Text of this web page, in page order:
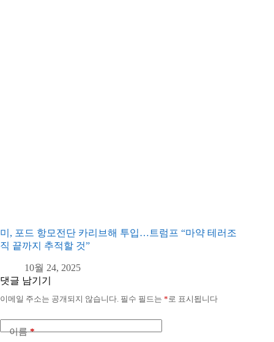
미, 포드 항모전단 카리브해 투입…트럼프 “마약 테러조
직 끝까지 추적할 것”
10월 24, 2025
댓글 남기기
이메일 주소는 공개되지 않습니다. 필수 필드는 *로 표시됩니다
이름*